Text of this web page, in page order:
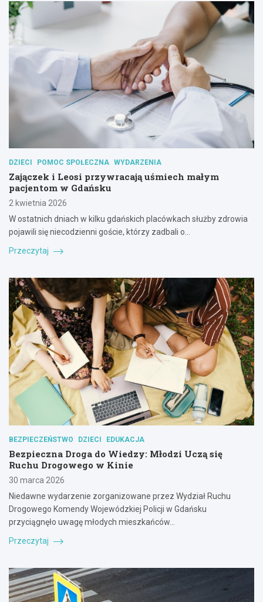
DZIECI POMOC SPOŁECZNA WYDARZENIA
Zajączek i Leosi przywracają uśmiech małym
pacjentom w Gdańsku
2 kwietnia 2026
W ostatnich dniach w kilku gdańskich placówkach służby zdrowia
pojawili się niecodzienni goście, którzy zadbali o…
Przeczytaj
BEZPIECZEŃSTWO DZIECI EDUKACJA
Bezpieczna Droga do Wiedzy: Młodzi Uczą się
Ruchu Drogowego w Kinie
30 marca 2026
Niedawne wydarzenie zorganizowane przez Wydział Ruchu
Drogowego Komendy Wojewódzkiej Policji w Gdańsku
przyciągnęło uwagę młodych mieszkańców…
Przeczytaj